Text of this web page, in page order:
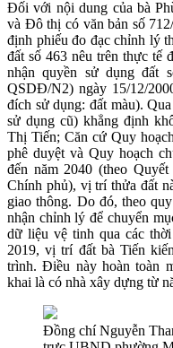
Đối với nội dung của bà
và Đô thị có văn bản số
định phiếu đo đạc chỉnh lý
đất số 463 nêu trên thực
nhận quyền sử dụng đất
QSDĐ/N2) ngày 15/12/
đích sử dụng: đất màu).
sử dụng cũ) khẳng định
Thị Tiến; Căn cứ Quy
phê duyệt và Quy hoạch
đến năm 2040 (theo
Chính phủ), vị trí thửa đất
giao thông. Do đó, theo
nhận chỉnh lý để chuyển
dữ liệu vệ tinh qua các
2019, vị trí đất bà Tiến
trình. Điều này hoàn toàn
khai là có nhà xây dựng từ
Đồng chí Nguyễn